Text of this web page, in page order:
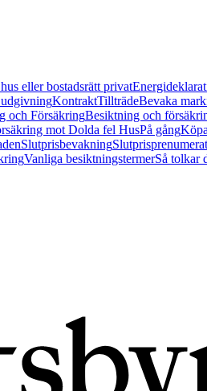
eller bostadsrätt privat
KontraktTillträdeBevaka
och FörsäkringBesiktning och
mot Dolda fel HusPå gångKöpa
Slutprisbevakning
Vanliga besiktningstermerSå tolkar